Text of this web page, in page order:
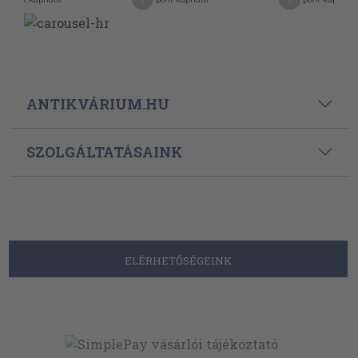
ANTIKVÁRIUM.HU
SZOLGÁLTATÁSAINK
ELÉRHETŐSÉGEINK